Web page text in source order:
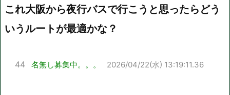
これ大阪から夜行バスで行こうと思ったらどう
いうルートが最適かな？
44 名無し募集中。。。 2026/04/22(水) 13:19:11.36